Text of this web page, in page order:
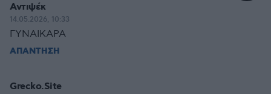
Αντιψέκ
14.05.2026, 10:33
ΓΥΝΑΙΚΑΡΑ
ΑΠΑΝΤΗΣΗ
Grecko.Site